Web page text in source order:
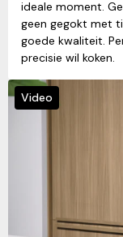
ideale moment.
geen gegokt met
goede kwaliteit.
precisie wil koken.
Video